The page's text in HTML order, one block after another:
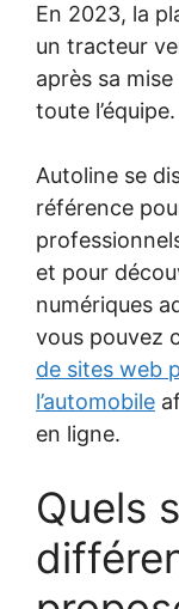
En 2023, la
un tracteur
après sa
toute l’équipe.
Autoline se
référence
et pour
numériques
vous pouvez
de sites web
l’automobile
en ligne.
Quels